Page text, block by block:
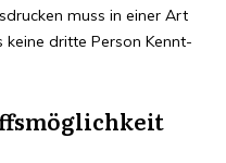
muss in einer Art
kei­ne drit­te Per­son Kennt­